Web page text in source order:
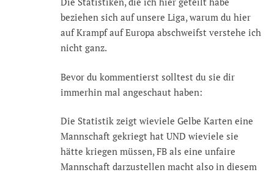
beziehen sich auf unsere Liga, warum du hier
auf Krampf auf Europa abschweifst verstehe ich
nicht ganz.
Bevor du kommentierst solltest du sie dir
immerhin mal angeschaut haben:
Die Statistik zeigt wieviele Gelbe Karten eine
Mannschaft gekriegt hat UND wieviele sie
hätte kriegen müssen, FB als eine unfaire
Mannschaft darzustellen macht also in diesem